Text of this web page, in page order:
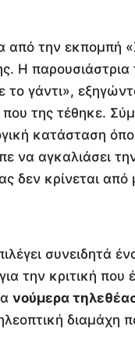
από την εκπομπή
Η παρουσιάστρια
το γάντι»,
της τέθηκε.
κατάσταση
να αγκαλιάσει
δεν κρίνεται από
συνειδητά
την κριτική που
νούμερα
διαμάχη